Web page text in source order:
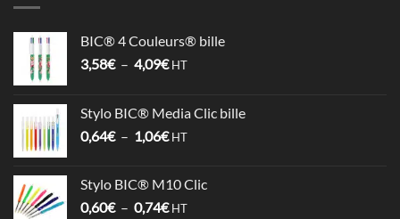
BIC® 4 Couleurs® bille
3,58€ – 4,09€Plage
3,58€
à
HT
Stylo BIC® Media Clic bille
0,64€ – 1,06€Plage
0,64€
à
HT
Stylo BIC® M10 Clic
0,60€ – 0,74€Plage
HT